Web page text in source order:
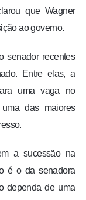
que Wagner
ao governo.
senador recentes
Entre elas, a
uma vaga no
uma das maiores
a sucessão na
é o da senadora
dependa de uma